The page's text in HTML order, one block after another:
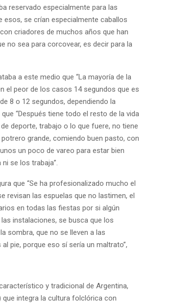
reservado especialmente para las
esos, se crían especialmente caballos
criadores de muchos años que han
no sea para corcovear, es decir para la
a este medio que “La mayoría de la
el peor de los casos 14 segundos que es
8 o 12 segundos, dependiendo la
“Después tiene todo el resto de la vida
deporte, trabajo o lo que fuere, no tiene
grande, comiendo buen pasto, con
un poco de vareo para estar bien
se los trabaja”.
que “Se ha profesionalizado mucho el
revisan las espuelas que no lastimen, el
en todas las fiestas por si algún
instalaciones, se busca que los
sombra, que no se lleven a las
pie, porque eso sí sería un maltrato”,
y tradicional de Argentina,
que integra la cultura folclórica con